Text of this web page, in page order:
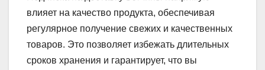
влияет на качество продукта, обеспечивая
регулярное получение свежих и качественных
товаров. Это позволяет избежать длительных
сроков хранения и гарантирует, что вы